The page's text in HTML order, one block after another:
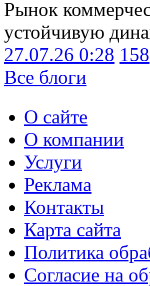
Рынок
устойчивую
27.07.26 0:28 158
Все блоги
О сайте
О компании
Услуги
Реклама
Контакты
Карта сайта
Политика
Согласие на